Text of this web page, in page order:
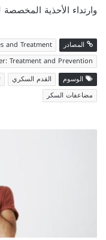
وارتداء الأحذية
المصادر and Treatment
Treatment and Prevention
الوسوم
القدم السكري
مضاعفات السكر